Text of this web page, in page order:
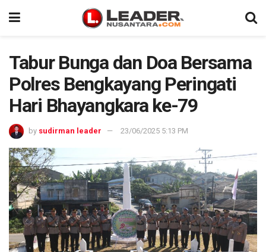
Tabur Bunga dan Doa Bersama
Polres Bengkayang Peringati
Hari Bhayangkara ke-79
by sudirman leader 23/06/2025 5:13 PM